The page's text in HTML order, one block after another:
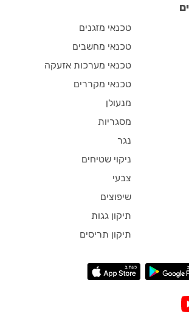
טכנאי מזגנים
טכנאי מחשבים
טכנאי מערכות אזעקה
טכנאי מקררים
מנעולן
מסגריות
נגר
ניקוי שטיחים
צבעי
שיפוצים
תיקון גגות
תיקון תריסים